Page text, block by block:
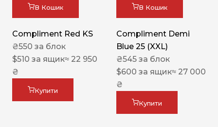
В Кошик
Compliment Red KS
₴550 за блок
$510 за ящик≈ 22 950
₴
Купити
В Кошик
Compliment Demi
Blue 25 (XXL)
₴545 за блок
$600 за ящик≈ 27 000
₴
Купити